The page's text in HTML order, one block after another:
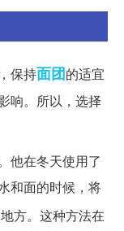
保持面团的适宜
响。所以，选择
他在冬天使用了
和面的时候，将
方。这种方法在